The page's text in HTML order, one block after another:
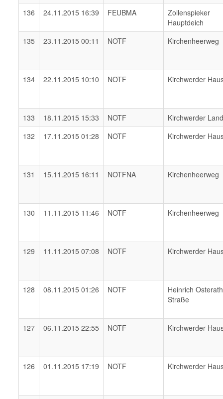
136 24.11.2015 16:39 FEUBMA
Zollenspieker
Hauptdeich
135
23.11.2015 00:11 NOTF Kirchenheerweg
134 22.11.2015 10:10 NOTF Kirchwerder
133 18.11.2015 15:33 NOTF
Kirchwerder
132
17.11.2015 01:28 NOTF Kirchwerder
131 15.11.2015 16:11 NOTFNA Kirchenheerweg
130 11.11.2015 11:46 NOTF Kirchenheerweg
129 11.11.2015 07:08 NOTF Kirchwerder
128 08.11.2015 01:26 NOTF
Heinrich Osterath
Straße
127 06.11.2015 22:55 NOTF Kirchwerder
126 01.11.2015 17:19 NOTF Kirchwerder